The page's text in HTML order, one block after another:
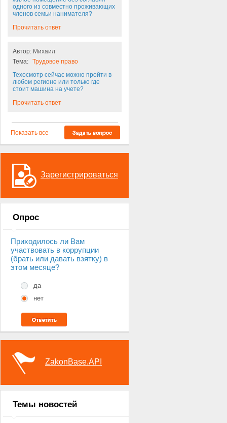
одного из совместно проживающих
членов семьи нанимателя?
Прочитать ответ
Автор: Михаил
Тема: Трудовое право
Техосмотр сейчас можно пройти в
любом регионе или только где
стоит машина на учете?
Прочитать ответ
Показать все
Зарегистрироваться
Опрос
Приходилось ли Вам
участвовать в коррупции
(брать или давать взятку) в
этом месяце?
да
нет
ZakonBase.API
Темы новостей